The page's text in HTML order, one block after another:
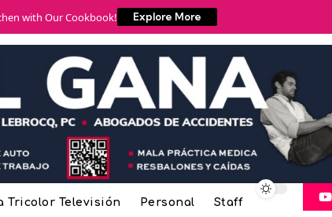
with Our Cookbook! Explore More
Tricolor Televisión Personal Staff